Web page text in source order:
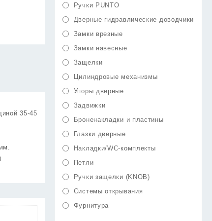
35-45
Ручки PUNTO
Дверные гидравлические доводчики
Замки врезные
Замки навесные
Защелки
Цилиндровые механизмы
Упоры дверные
Задвижки
Броненакладки и пластины
Глазки дверные
Накладки/WC-комплекты
Петли
Ручки защелки (KNOB)
Системы открывания
Фурнитура